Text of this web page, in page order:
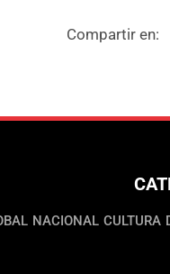
Compartir en:
NACIONAL CULTURA